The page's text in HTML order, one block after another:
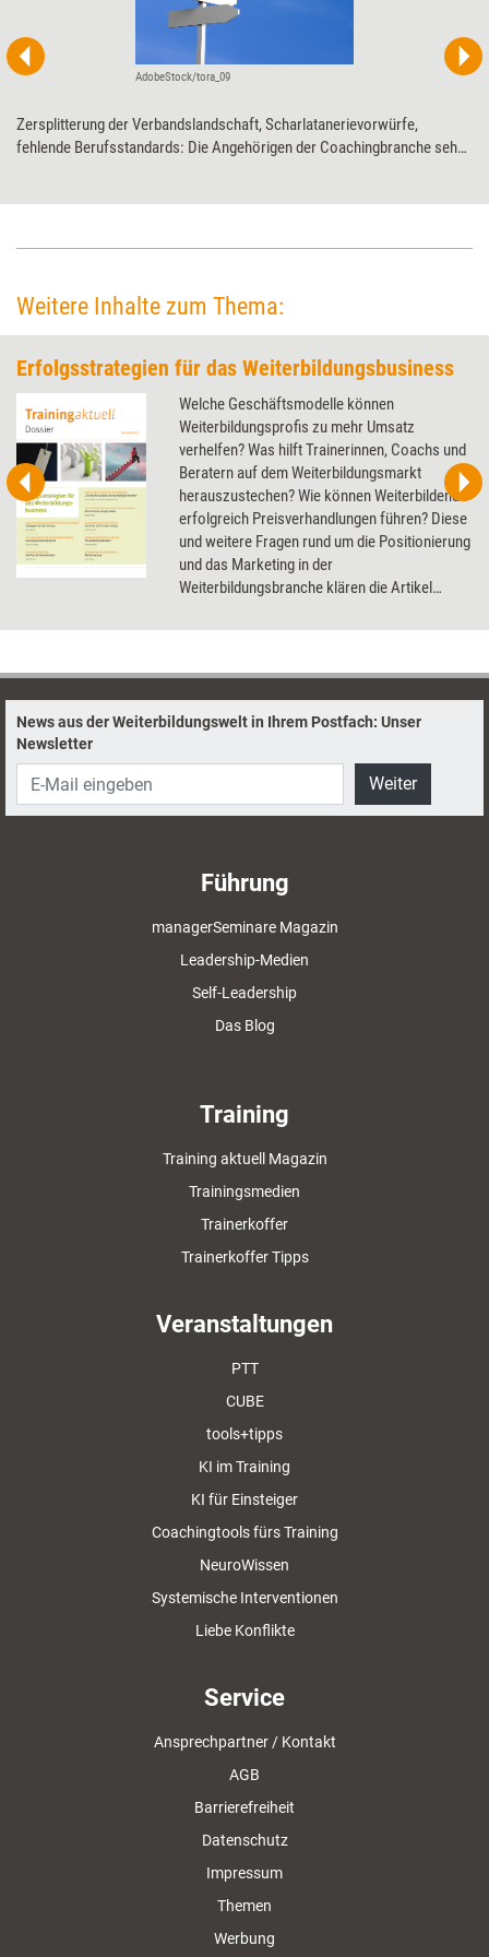
AdobeStock/tora_09
Zersplitterung der Verbandslandschaft, Scharlatanerievorwürfe,
fehlende Berufsstandards: Die Angehörigen der Coachingbranche sehen
Weitere Inhalte zum Thema:
Erfolgsstrategien für das Weiterbildungsbusiness
Welche Geschäftsmodelle können
Weiterbildungsprofis zu mehr Umsatz
verhelfen? Was hilft Trainerinnen, Coachs und
Beratern auf dem Weiterbildungsmarkt
herauszustechen? Wie können Weiterbildende
erfolgreich Preisverhandlungen führen? Diese
und weitere Fragen rund um die Positionierung
und das Marketing in der
Weiterbildungsbranche klären die Artikel
News aus der Weiterbildungswelt in Ihrem Postfach: Unser
Newsletter
Weiter
Führung
managerSeminare Magazin
Leadership-Medien
Self-Leadership
Das Blog
Training
Training aktuell Magazin
Trainingsmedien
Trainerkoffer
Trainerkoffer Tipps
Veranstaltungen
PTT
CUBE
tools+tipps
KI im Training
KI für Einsteiger
Coachingtools fürs Training
NeuroWissen
Systemische Interventionen
Liebe Konflikte
Service
Ansprechpartner / Kontakt
AGB
Barrierefreiheit
Datenschutz
Impressum
Themen
Werbung